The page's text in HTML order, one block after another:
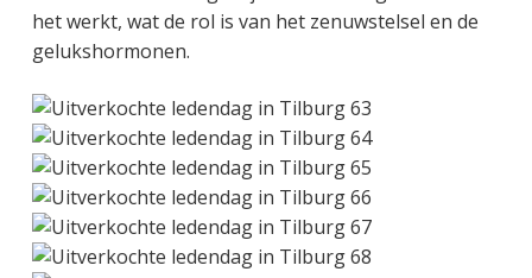
het werkt, wat de rol is van het zenuwstelsel en de
gelukshormonen.